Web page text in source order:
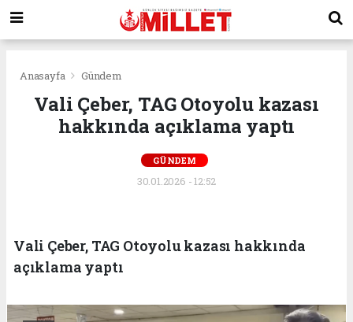
Anasayfa Gündem
Vali Çeber, TAG Otoyolu kazası
hakkında açıklama yaptı
GÜNDEM
30.01.2026 - 12:52
Vali Çeber, TAG Otoyolu kazası hakkında
açıklama yaptı